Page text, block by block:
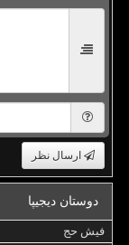
ارسال نظر
دوستان دیجیپا
فیش حج